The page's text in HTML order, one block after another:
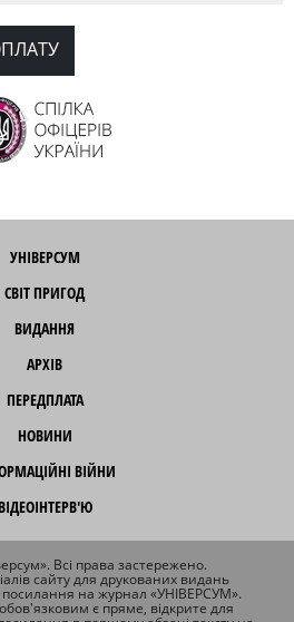
УНІВЕРСУМ
СВІТ ПРИГОД
ВИДАННЯ
АРХІВ
ПЕРЕДПЛАТА
НОВИНИ
ВІЙНИ
Всі права застережено.
сайту для друкованих видань
посилання на журнал «УНІВЕРСУМ».
є пряме, відкрите для